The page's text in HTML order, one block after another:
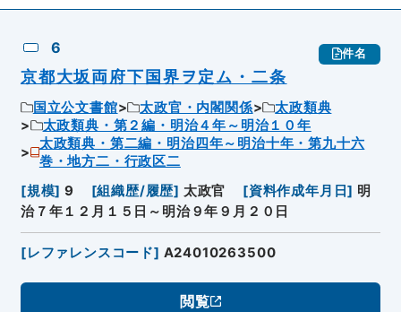
6 件名
京都大坂両府下国界ヲ定ム・二条
国立公文書館 太政官・内閣関係
太政類典
太政類典・第２編・明治４年～明治１０年
太政類典・第二編・明治四年～明治十年・第九十六
巻・地方二・行政区二
[規模] 9 [組織歴/履歴] 太政官 [資料作成年月日] 明
治７年１２月１５日～明治９年９月２０日
[レファレンスコード] A24010263500
閲覧